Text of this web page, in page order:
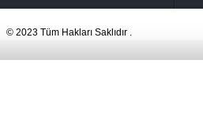
© 2023 Tüm Hakları Saklıdır .